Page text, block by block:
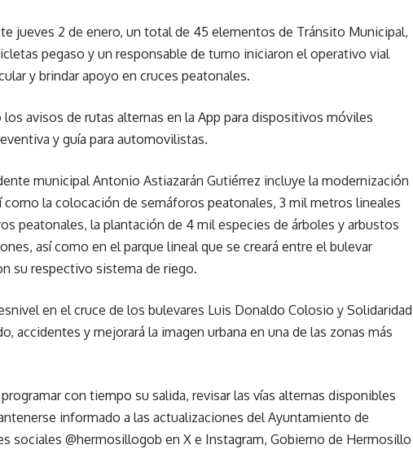
jueves 2 de enero, un total de 45 elementos de Tránsito Municipal,
pegaso y un responsable de turno iniciaron el operativo vial
y brindar apoyo en cruces peatonales.
avisos de rutas alternas en la App para dispositivos móviles
y guía para automovilistas.
municipal Antonio Astiazarán Gutiérrez incluye la modernización
como la colocación de semáforos peatonales, 3 mil metros lineales
peatonales, la plantación de 4 mil especies de árboles y arbustos
así como en el parque lineal que se creará entre el bulevar
su respectivo sistema de riego.
en el cruce de los bulevares Luis Donaldo Colosio y Solidaridad
accidentes y mejorará la imagen urbana en una de las zonas más
con tiempo su salida, revisar las vías alternas disponibles
informado a las actualizaciones del Ayuntamiento de
sociales @hermosillogob en X e Instagram, Gobierno de Hermosillo